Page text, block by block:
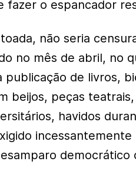
fazer o espancador
não seria
no mês de abril, no
publicação de livros,
beijos, peças
havidos
democrático